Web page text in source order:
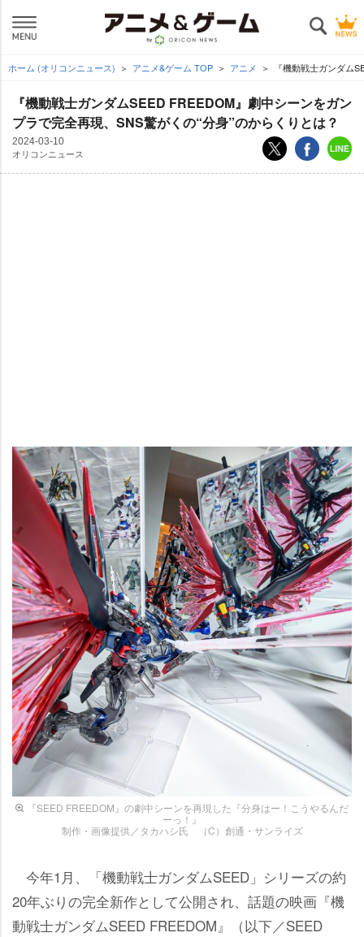
ホーム (オリコンニュース) アニメ&ゲーム TOP アニメ 『機動戦士ガンダム
『機動戦士ガンダムSEED FREEDOM』劇中シーンをガン
プラで完全再現、SNS驚がくの“分身”のからくりとは？
2024-03-10
オリコンニュース
『SEED FREEDOM』の劇中シーンを再現した『分身はー！こうやるんだ
ーっ！』
制作・画像提供／タカハシ氏 （C）創通・サンライズ
今年1月、「機動戦士ガンダムSEED」シリーズの約
20年ぶりの完全新作として公開され、話題の映画『機
動戦士ガンダムSEED FREEDOM』（以下／SEED